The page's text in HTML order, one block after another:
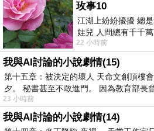
玫事10
江湖上紛紛擾擾 總
娃兒 人間總有千千
山佛山泰華衡恆嵩 一
22 小時前
我與AI討論的小說劇情(15)
第十五章：被決定的壞人 天命文創頂樓
夕。 秘書甚至不敢進門。 因為教育部長
23 小時前
我與AI討論的小說劇情(14)